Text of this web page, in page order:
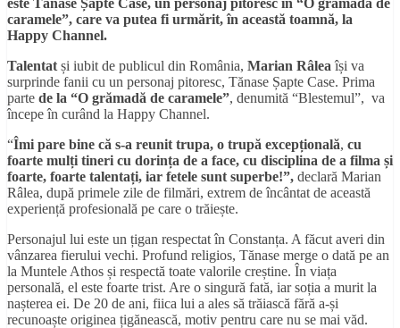
caramele”, care va putea fi urmărit, în această toamnă, la
Happy Channel.
Talentat și iubit de publicul din România, Marian Râlea își va
surprinde fanii cu un personaj pitoresc, Tănase Șapte Case. Prima
parte de la “O grămadă de caramele”, denumită “Blestemul”, va
începe în curând la Happy Channel.
“Îmi pare bine că s-a reunit trupa, o trupă excepțională, cu
foarte mulți tineri cu dorința de a face, cu disciplina de a filma și
foarte, foarte talentați, iar fetele sunt superbe!”, declară Marian
Râlea, după primele zile de filmări, extrem de încântat de această
experiență profesională pe care o trăiește.
Personajul lui este un țigan respectat în Constanța. A făcut averi din
vânzarea fierului vechi. Profund religios, Tănase merge o dată pe an
la Muntele Athos și respectă toate valorile creștine. În viața
personală, el este foarte trist. Are o singură fată, iar soția a murit la
nașterea ei. De 20 de ani, fiica lui a ales să trăiască fără a-și
recunoaște originea țigănească, motiv pentru care nu se mai văd.